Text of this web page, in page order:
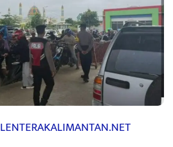
LENTERAKALIMANTAN.NET